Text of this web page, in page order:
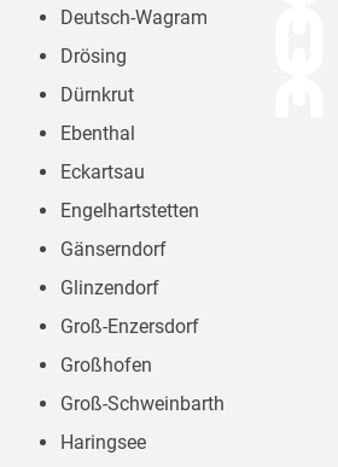
Deutsch-Wagram
Drösing
Dürnkrut
Ebenthal
Eckartsau
Engelhartstetten
Gänserndorf
Glinzendorf
Groß-Enzersdorf
Großhofen
Groß-Schweinbarth
Haringsee